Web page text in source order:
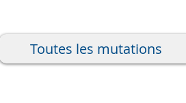
Toutes les mutations